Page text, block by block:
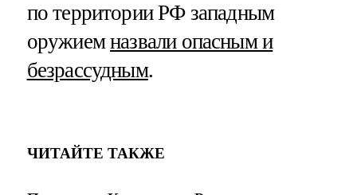
по территории РФ западным
оружиемназвали опасным и
безрассудным.
ЧИТАЙТЕ ТАКЖЕ